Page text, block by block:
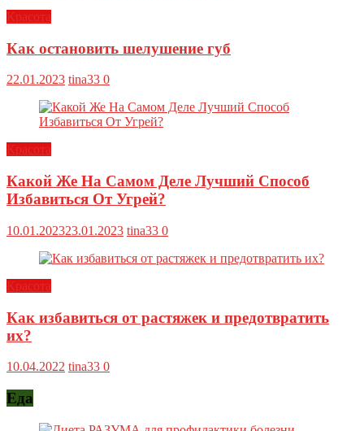
Красота
Как остановить шелушение губ
22.01.2023 tina33 0
Красота
Какой Же На Самом Деле Лучший Способ
Избавиться От Угрей?
10.01.202323.01.2023 tina33 0
Красота
Как избавиться от растяжек и предотвратить
их?
10.04.2022 tina33 0
Еда